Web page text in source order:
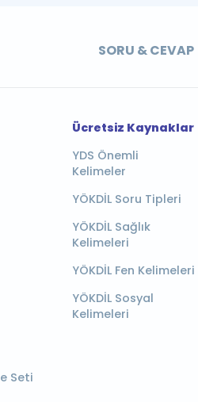
SORU & CEVAP
Seti
Ücretsiz Kaynaklar
YDS Önemli
Kelimeler
YÖKDİL Soru Tipleri
YÖKDİL Sağlık
Kelimeleri
YÖKDİL Fen Kelimeleri
YÖKDİL Sosyal
Kelimeleri